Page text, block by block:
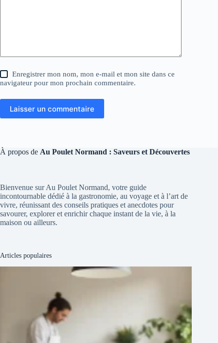
Enregistrer mon nom, mon e-mail et mon site dans ce
navigateur pour mon prochain commentaire.
Laisser un commentaire
À propos de Au Poulet Normand : Saveurs et Découvertes
Bienvenue sur Au Poulet Normand, votre guide
incontournable dédié à la gastronomie, au voyage et à l’art de
vivre, réunissant des conseils pratiques et anecdotes pour
savourer, explorer et enrichir chaque instant de la vie, à la
maison ou ailleurs.
Articles populaires